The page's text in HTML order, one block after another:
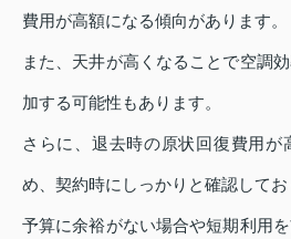
費用が高額になる傾向があります。
また、天井が高くなることで空調
加する可能性もあります。
さらに、退去時の原状回復費用が
め、契約時にしっかりと確認してお
予算に余裕がない場合や短期利用